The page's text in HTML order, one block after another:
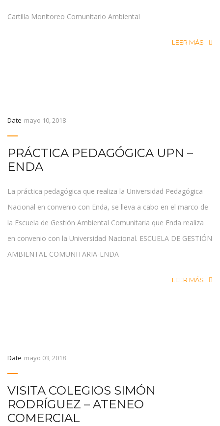
Cartilla Monitoreo Comunitario Ambiental
LEER MÁS
Date mayo 10, 2018
PRÁCTICA PEDAGÓGICA UPN –
ENDA
La práctica pedagógica que realiza la Universidad Pedagógica
Nacional en convenio con Enda, se lleva a cabo en el marco de
la Escuela de Gestión Ambiental Comunitaria que Enda realiza
en convenio con la Universidad Nacional. ESCUELA DE GESTIÓN
AMBIENTAL COMUNITARIA-ENDA
LEER MÁS
Date mayo 03, 2018
VISITA COLEGIOS SIMÓN
RODRÍGUEZ – ATENEO
COMERCIAL